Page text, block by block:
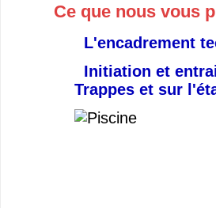
Ce que nous vous
L'encadrement
Initiation et
Trappes et sur